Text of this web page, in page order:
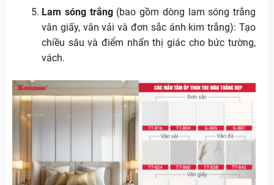
Lam sóng trắng(bao gồm dòng lam sóng trắng
vân giấy, vân vải và đơn sắc ánh kim trắng): Tạo
chiều sâu và điểm nhấn thị giác cho bức tường,
vách.